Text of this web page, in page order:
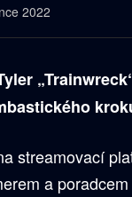
2022
streamovací
a